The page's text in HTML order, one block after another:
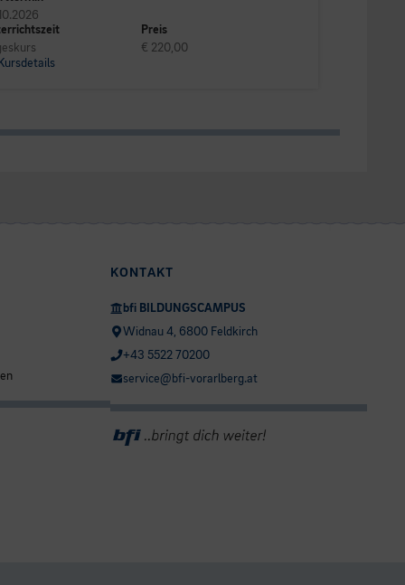
Preis
€ 220,00
KONTAKT
bfi BILDUNGSCAMPUS
Widnau 4, 6800 Feldkirch
+43 5522 70200
service@bfi-vorarlberg.at